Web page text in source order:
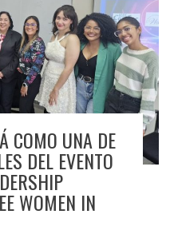
COMO UNA DE
DEL EVENTO
WOMEN IN